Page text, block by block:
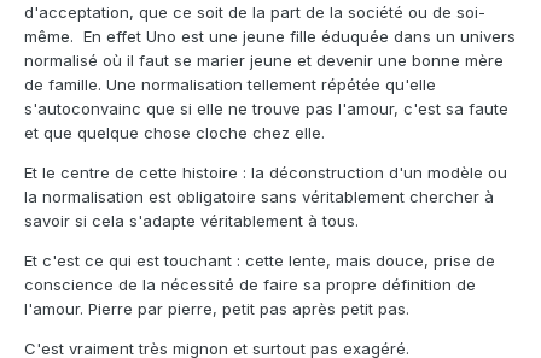
d'acceptation, que ce soit de la part de la société ou de soi-
même. En effet Uno est une jeune fille éduquée dans un univers
normalisé où il faut se marier jeune et devenir une bonne mère
de famille. Une normalisation tellement répétée qu'elle
s'autoconvainc que si elle ne trouve pas l'amour, c'est sa faute
et que quelque chose cloche chez elle.
Et le centre de cette histoire : la déconstruction d'un modèle ou
la normalisation est obligatoire sans véritablement chercher à
savoir si cela s'adapte véritablement à tous.
Et c'est ce qui est touchant : cette lente, mais douce, prise de
conscience de la nécessité de faire sa propre définition de
l'amour. Pierre par pierre, petit pas après petit pas.
C'est vraiment très mignon et surtout pas exagéré.